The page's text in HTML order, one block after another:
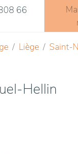
66
Liège Saint-
Hellin